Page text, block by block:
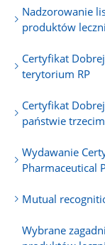
Nadzorowanie
produktów
Certyfikat
terytorium RP
Certyfikat
państwie trzecim
Wydawanie
Pharmaceutical
Mutual
Wybrane